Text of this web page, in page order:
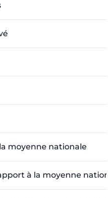
moyenne nationale
à la moyenne